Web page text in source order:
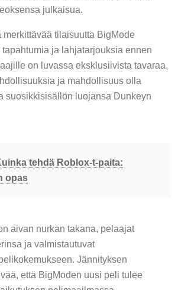
julkaisua.
tilaisuutta BigMode
ja lahjatarjouksia ennen
on luvassa eksklusiivista tavaraa,
ja mahdollisuus olla
suosikkisisällön luojansa Dunkeyn
tehdä Roblox-t-paita:
opas
aivan nurkan takana, pelaajat
ja valmistautuvat
Jännityksen
että BigModen uusi peli tulee